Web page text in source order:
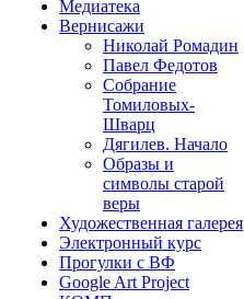
Медиатека
Вернисажи
Николай Ромадин
Павел Федотов
Собрание
Томиловых-
Шварц
Дягилев. Начало
Образы и
символы старой
веры
Художественная галерея
Электронный курс
Прогулки с ВФ
Google Art Project